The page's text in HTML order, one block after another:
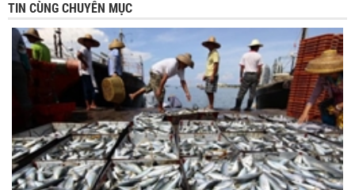
TIN CÙNG CHUYÊN MỤC